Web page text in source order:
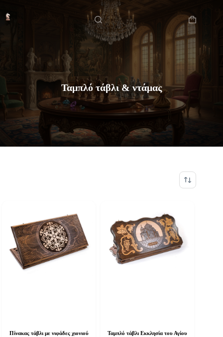
στο
περιεχόμενο
Καλάθι
Αγορών
Ταμπλό τάβλι & ντάμας
Πίνακας τάβλι με νιφάδες χιονιού
Ταμπλό τάβλι Εκκλησία του Αγίου